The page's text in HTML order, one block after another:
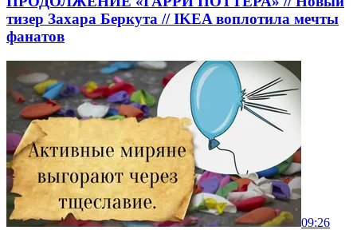
тизер Захара Беркута // IKEA воплотила мечты
фанатов
09:26